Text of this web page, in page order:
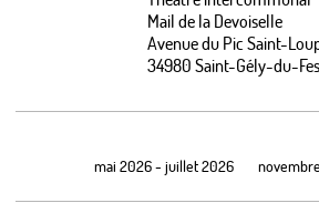
Mail de la Devoiselle
Avenue du Pic Saint-
34980 Saint-Gély-du-
mai 2026 - juillet 2026